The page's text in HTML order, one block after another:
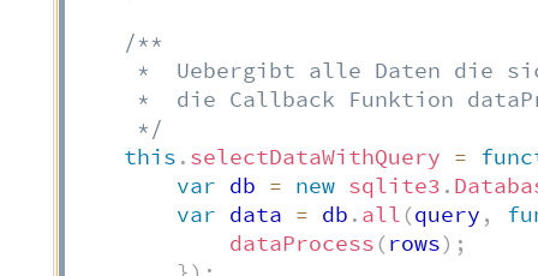
/**
*  Uebergibt alle Daten die
*  die Callback Funktion
     */
this . selectDataWithQuery =
var db = new sqlite3 .
var data = db . all (query ,
dataProcess (rows) ;